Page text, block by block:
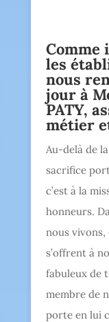
Comme
les
nous
jour à
PATY,
métier
Au-delà de
sacrifice
c’est à la
honneurs.
nous vivons,
s’offrent à
fabuleux de
membre de
porte en lui